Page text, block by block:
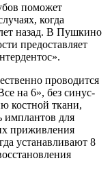
поможет
когда
назад. В Пушкино
предоставляет
проводится
на 6», без синус-
костной ткани,
имплантов для
приживления
устанавливают 8